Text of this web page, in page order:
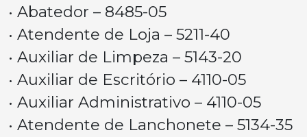
• Abatedor – 8485-05
• Atendente de Loja – 5211-40
• Auxiliar de Limpeza – 5143-20
• Auxiliar de Escritório – 4110-05
• Auxiliar Administrativo – 4110-05
• Atendente de Lanchonete – 5134-35